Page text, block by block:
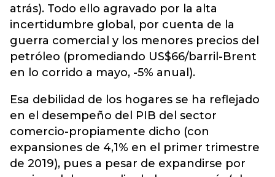
atrás). Todo ello agravado por la alta
incertidumbre global, por cuenta de la
guerra comercial y los menores precios del
petróleo (promediando US$66/barril-Brent
en lo corrido a mayo, -5% anual).
Esa debilidad de los hogares se ha reflejado
en el desempeño del PIB del sector
comercio-propiamente dicho (con
expansiones de 4,1% en el primer trimestre
de 2019), pues a pesar de expandirse por